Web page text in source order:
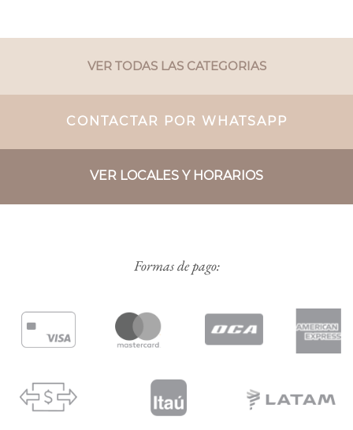
VER TODAS LAS CATEGORIAS
CONTACTAR POR WHATSAPP
VER LOCALES Y HORARIOS
Formas de pago: